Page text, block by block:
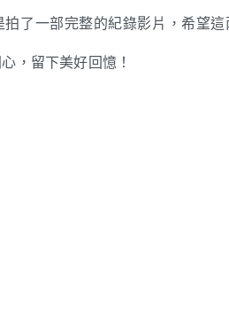
了一部完整的紀錄影片，希望這
，留下美好回憶！